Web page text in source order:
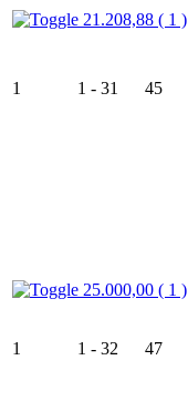
21.208,88 ( 1 )
1 1 - 31 45
25.000,00 ( 1 )
1 1 - 32 47